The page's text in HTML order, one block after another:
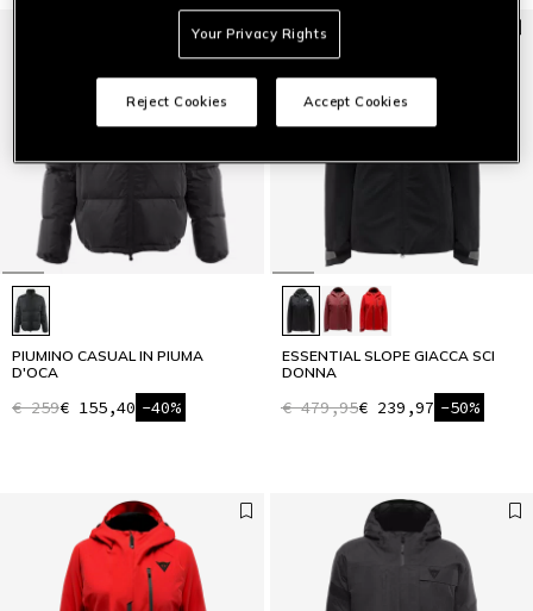
PIUMINO CASUAL IN PIUMA
D'OCA
€ 259€ 155,40 -40%
ESSENTIAL SLOPE GIACCA SCI
DONNA
€ 479,95€ 239,97 -50%
Your Privacy Rights
Reject Cookies Accept Cookies